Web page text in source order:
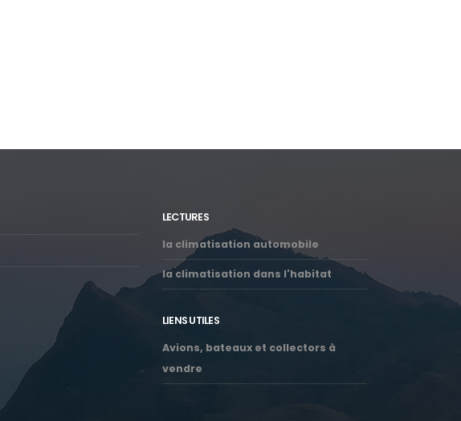
LECTURES
la climatisation automobile
la climatisation dans l'habitat
LIENS UTILES
Avions, bateaux et collectors à
vendre